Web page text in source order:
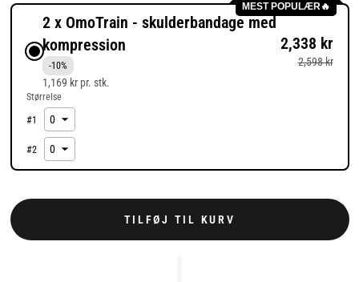
MEST POPULÆR🔥
2 x OmoTrain - skulderbandage med
kompression
-10%
1,169 kr pr. stk.
2,338 kr
2,598 kr
Størrelse
#1
#2
TILFØJ TIL KURV